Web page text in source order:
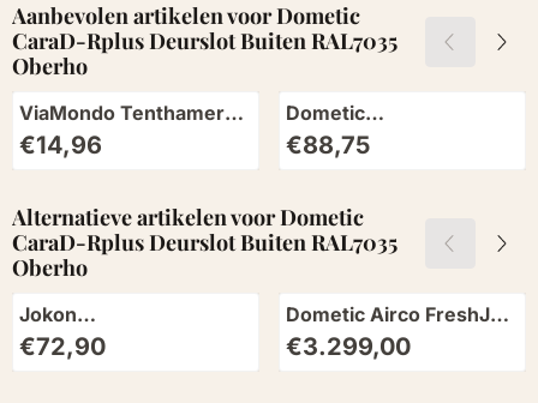
Aanbevolen artikelen voorDometic
CaraD-Rplus Deurslot Buiten RAL7035
Oberho
ViaMondo Tenthamer
Swiss Hammer
Prijs: 14,96
€14,96
Dometic
Verwarmingselement
230V/250W
Prijs: 88,75
€88,75
Alternatieve artikelen voorDometic
CaraD-Rplus Deurslot Buiten RAL7035
Oberho
Jokon
Knipper/Achteruitrijlicht
BLS 725 LED Rond
Prijs: 72,90
€72,90
Dometic Airco FreshJet
FJZ7 3500 Wit
Prijs: 3 299,00
€3.299,00